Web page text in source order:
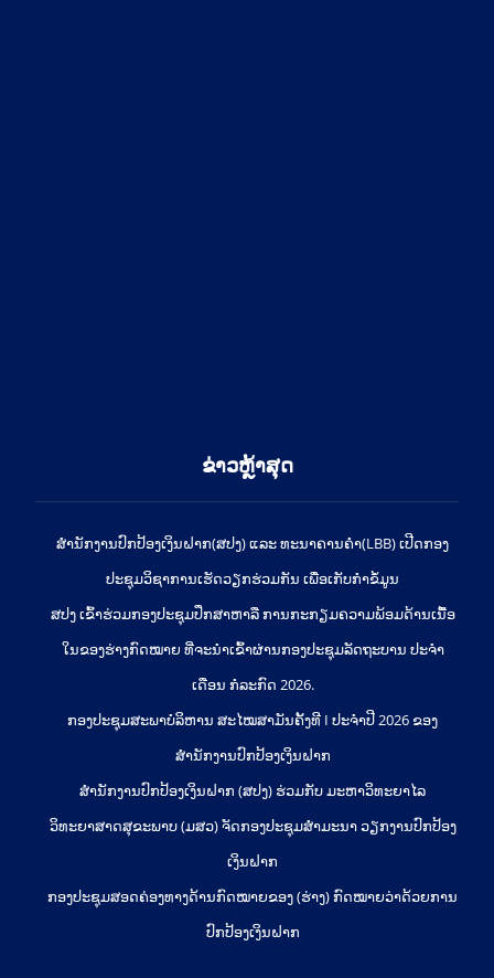
ຂ່າວຫຼ້າສຸດ
ສຳນັກງານປົກປ້ອງເງິນຝາກ(ສປງ) ແລະ ທະນາຄານຄຳ(LBB) ເປີດກອງ
ປະຊຸມວິຊາການເຮັດວຽກຮ່ວມກັນ ເພື່ອເກັບກຳຂໍ້ມູນ
ສປງ ເຂົ້າຮ່ວມກອງປະຊຸມປຶກສາຫາລື ການກະກຽມຄວາມພ້ອມດ້ານເນື້ອ
ໃນຂອງຮ່າງກົດໝາຍ ທີ່ຈະນໍາເຂົ້າຜ່ານກອງປະຊຸມລັດຖະບານ ປະຈໍາ
ເດືອນ ກໍລະກົດ 2026.
ກອງປະຊຸມສະພາບໍລິຫານ ສະໄໝສາມັນຄັ້ງທີ I ປະຈຳປີ 2026 ຂອງ
ສຳນັກງານປົກປ້ອງເງິນຝາກ
ສຳນັກງານປົກປ້ອງເງິນຝາກ (ສປງ) ຮ່ວມກັບ ມະຫາວິທະຍາໄລ
ວິທະຍາສາດສຸຂະພາບ (ມສວ) ຈັດກອງປະຊຸມສຳມະນາ ວຽກງານປົກປ້ອງ
ເງິນຝາກ
ກອງປະຊຸມສອດຄ່ອງທາງດ້ານກົດໝາຍຂອງ (ຮ່າງ) ກົດໝາຍວ່າດ້ວຍການ
ປົກປ້ອງເງິນຝາກ